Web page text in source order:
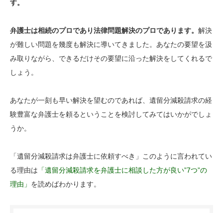
す。
弁護士は相続のプロであり法律問題解決のプロであります。 解決
が難しい問題を幾度も解決に導いてきました。あなたの要望を汲
み取りながら、できるだけその要望に沿った解決をしてくれるで
しょう。
あなたが一刻も早い解決を望むのであれば、遺留分減殺請求の経
験豊富な弁護士を頼るということを検討してみてはいかがでしょ
うか。
「遺留分減殺請求は弁護士に依頼すべき」このように言われてい
る理由は 「遺留分減殺請求を弁護士に相談した方が良い”7つ”の
理由」 を読めばわかります。